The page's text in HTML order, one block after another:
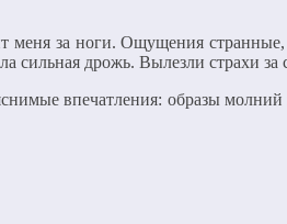
меня за ноги. Ощущения
сильная дрожь. Вылезли страхи
впечатления: образы